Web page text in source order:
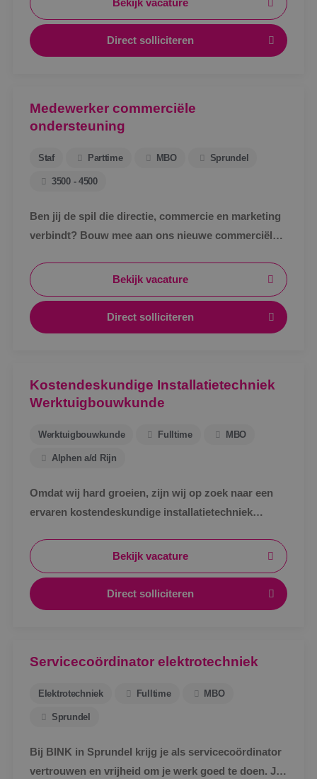
Bekijk vacature
Direct solliciteren
Medewerker commerciële
ondersteuning
Staf Parttime MBO Sprundel
3500 - 4500
Ben jij de spil die directie, commercie en marketing
verbindt? Bouw mee aan ons nieuwe commerciële
BINK.&nbsp;
Bekijk vacature
Direct solliciteren
Kostendeskundige Installatietechniek
Werktuigbouwkunde
Werktuigbouwkunde Fulltime MBO
Alphen a/d Rijn
Omdat wij hard groeien, zijn wij op zoek naar een
ervaren kostendeskundige installatietechniek
Bekijk vacature
Direct solliciteren
Servicecoördinator elektrotechniek
Elektrotechniek Fulltime MBO
Sprundel
Bij BINK in Sprundel krijg je als servicecoördinator
vertrouwen en vrijheid om je werk goed te doen. Je